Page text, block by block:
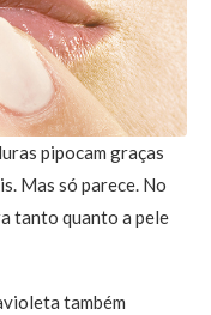
pipocam graças
Mas só parece. No
tanto quanto a pele
também